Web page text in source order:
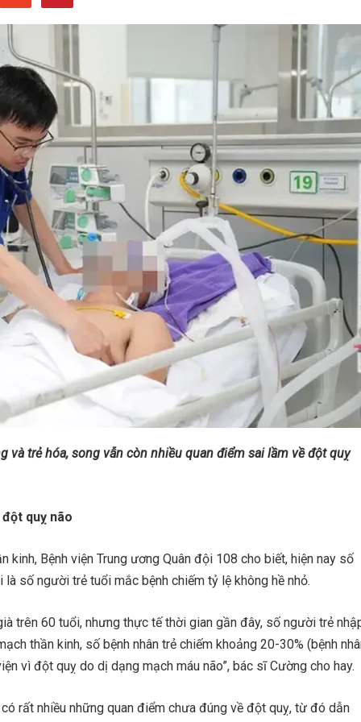
và trẻ hóa, song vẫn còn nhiều quan điểm sai lầm về đột quỵ
quỵ não
kinh, Bệnh viện Trung ương Quân đội 108 cho biết, hiện nay số
số người trẻ tuổi mắc bệnh chiếm tỷ lệ không hề nhỏ.
trên 60 tuổi, nhưng thực tế thời gian gần đây, số người trẻ
thần kinh, số bệnh nhân trẻ chiếm khoảng 20-30% (bệnh
vì đột quỵ do dị dạng mạch máu não”, bác sĩ Cường cho hay.
rất nhiều những quan điểm chưa đúng về đột quỵ, từ đó dẫn